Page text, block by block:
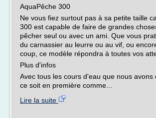
AquaPêche 300
Ne vous fiez surtout pas à sa petite taille
300 est capable de faire de grandes
pêcher seul ou avec un ami. Que vous
du carnassier au leurre ou au vif, ou
coup, ce modèle répondra à toutes vos
Plus d'infos
Avec tous les cours d'eau que nous avons
ce soit en première comme...
Lire la suite